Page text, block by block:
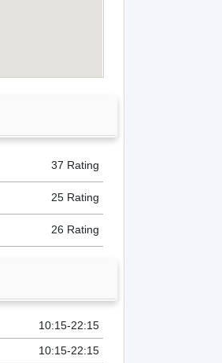
37 Rating
25 Rating
26 Rating
10:15-22:15
10:15-22:15